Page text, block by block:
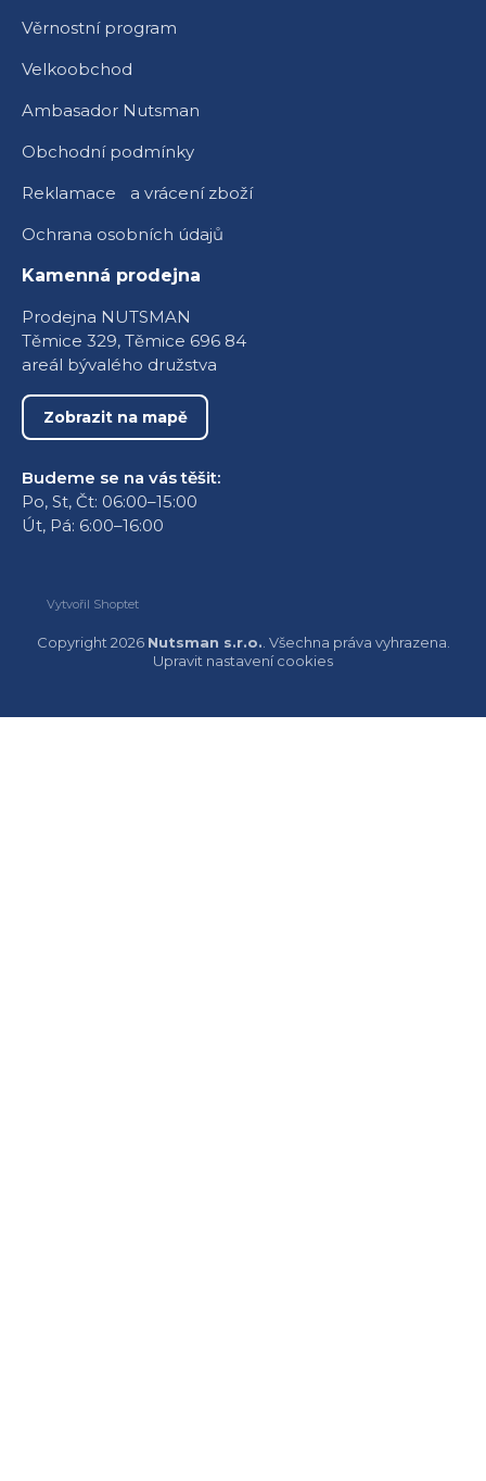
Věrnostní program
Velkoobchod
Ambasador Nutsman
Obchodní podmínky
Reklamace a vrácení zboží
Ochrana osobních údajů
Kamenná prodejna
Prodejna NUTSMAN
Těmice 329, Těmice 696 84
areál bývalého družstva
Zobrazit na mapě
Budeme se na vás těšit:
Po, St, Čt: 06:00–15:00
Út, Pá: 6:00–16:00
Vytvořil Shoptet
Copyright 2026 Nutsman s.r.o. . Všechna práva vyhrazena.
Upravit nastavení cookies